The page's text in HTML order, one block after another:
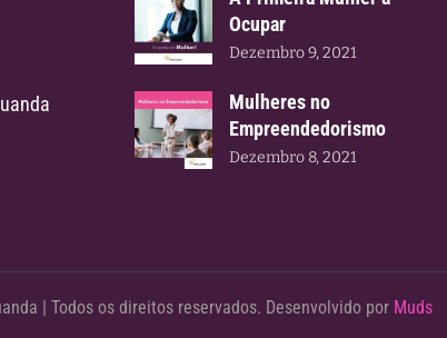
Ocupar
Dezembro 9, 2021
Mulheres no
Empreendedorismo
Dezembro 8, 2021
| Todos os direitos reservados. Desenvolvido por Muds